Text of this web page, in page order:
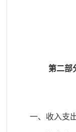
第二部
一、 收入支